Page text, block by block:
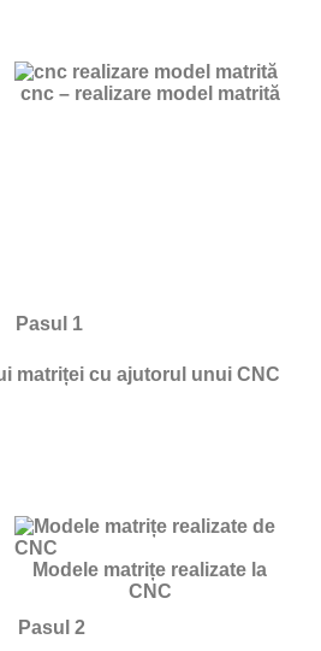
cnc – realizare model matrită
Pasul 1
matriței cu ajutorul unui CNC
Modele matrițe realizate la
CNC
Pasul 2